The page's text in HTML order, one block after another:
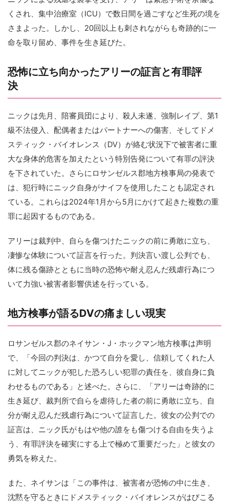
くされ、集中治療室（ICU）で数日間を過ごすなど生死の境を
さまよった。しかし、20回以上も刺されながらも奇跡的に一
命を取り留め、事件を生き延びた。
恐怖に立ち向かったアリーの証言と有罪評
決
ニックは先月、陪審員団により、殺人未遂、強制レイプ、第1
級不法侵入、配偶者またはパートナーへの傷害、そしてドメ
スティック・バイオレンス（DV）が絡む状況下で被害者に重
大な身体的危害を加えたという特別告発について有罪の評決
を下されていた。さらにロサンゼルス郡地方検事局の発表で
は、犯行時にニック自身がナイフを使用したことも認定され
ている。これらは2024年1月から5月にかけて起きた複数の重
罪に起因するものである。
アリーは裁判中、自らを傷つけたニックの前に勇敢に立ち、
凄惨な体験について証言を行った。判決言い渡し公判でも、
体に残る傷跡とともに当時の恐怖や耐え忍んだ残虐行為につ
いて力強い被害者影響供述を行っている。
地方検事が語るDVの痛ましい現実
ロサンゼルス郡のネイサン・J・ホックマン地方検事は声明
で、「今回の判決は、かつて自分を愛し、信頼してくれた人
に対してニックが犯した恐ろしい犯罪の責任を、彼自身に負
わせるものである」と述べた。さらに、「アリーは奇跡的に
生き延び、裁判所で自らを虐待した者の前に勇敢に立ち、自
分が耐え忍んだ残虐行為について証言した。彼女の公判での
証言は、ニック氏がもはや他の誰をも傷つける自由を失うよ
う、有罪評決を確実にする上で極めて重要だった」と彼女の
勇気を称えた。
また、ネイサンは「この事件は、被害者が恐怖の中に生き、
沈黙を守るときにドメスティック・バイオレンスがはびこる